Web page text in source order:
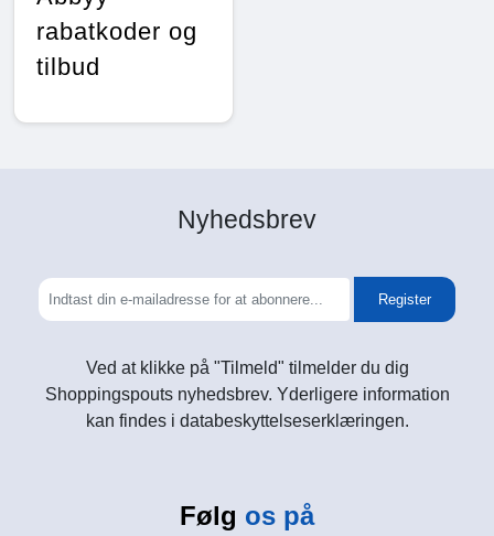
rabatkoder og
tilbud
Nyhedsbrev
Register
Ved at klikke på "Tilmeld" tilmelder du dig
Shoppingspouts nyhedsbrev. Yderligere information
kan findes i databeskyttelseserklæringen.
Følg os på